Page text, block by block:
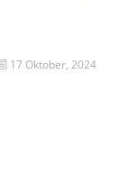
17 Oktober, 2024